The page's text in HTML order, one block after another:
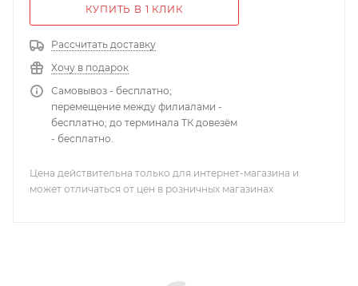
КУПИТЬ В 1 КЛИК
Рассчитать доставку
Хочу в подарок
Самовывоз - бесплатно;
перемещение между филиалами -
бесплатно; до терминала ТК довезём
- бесплатно.
Цена действительна только для интернет-магазина и
может отличаться от цен в розничных магазинах